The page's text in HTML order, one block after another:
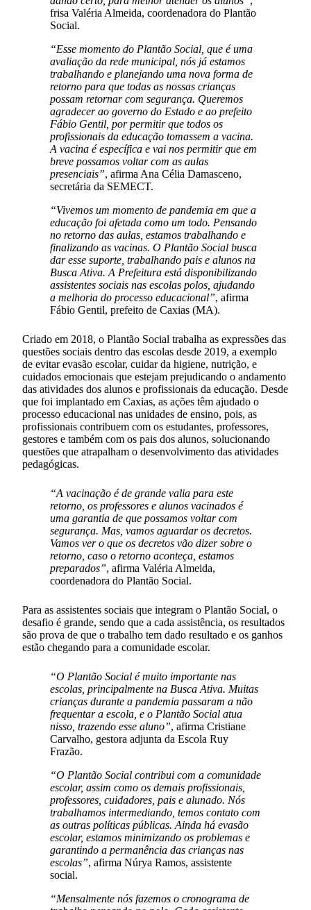
frisa Valéria Almeida, coordenadora do Plantão
Social.
“Esse momento do Plantão Social, que é uma
avaliação da rede municipal, nós já estamos
trabalhando e planejando uma nova forma de
retorno para que todas as nossas crianças
possam retornar com segurança. Queremos
agradecer ao governo do Estado e ao prefeito
Fábio Gentil, por permitir que todos os
profissionais da educação tomassem a vacina.
A vacina é específica e vai nos permitir que em
breve possamos voltar com as aulas
presenciais”, afirma Ana Célia Damasceno,
secretária da SEMECT.
“Vivemos um momento de pandemia em que a
educação foi afetada como um todo. Pensando
no retorno das aulas, estamos trabalhando e
finalizando as vacinas. O Plantão Social busca
dar esse suporte, trabalhando pais e alunos na
Busca Ativa. A Prefeitura está disponibilizando
assistentes sociais nas escolas polos, ajudando
a melhoria do processo educacional”, afirma
Fábio Gentil, prefeito de Caxias (MA).
Criado em 2018, o Plantão Social trabalha as expressões das
questões sociais dentro das escolas desde 2019, a exemplo
de evitar evasão escolar, cuidar da higiene, nutrição, e
cuidados emocionais que estejam prejudicando o andamento
das atividades dos alunos e profissionais da educação. Desde
que foi implantado em Caxias, as ações têm ajudado o
processo educacional nas unidades de ensino, pois, as
profissionais contribuem com os estudantes, professores,
gestores e também com os pais dos alunos, solucionando
questões que atrapalham o desenvolvimento das atividades
pedagógicas.
“A vacinação é de grande valia para este
retorno, os professores e alunos vacinados é
uma garantia de que possamos voltar com
segurança. Mas, vamos aguardar os decretos.
Vamos ver o que os decretos vão dizer sobre o
retorno, caso o retorno aconteça, estamos
preparados”, afirma Valéria Almeida,
coordenadora do Plantão Social.
Para as assistentes sociais que integram o Plantão Social, o
desafio é grande, sendo que a cada assistência, os resultados
são prova de que o trabalho tem dado resultado e os ganhos
estão chegando para a comunidade escolar.
“O Plantão Social é muito importante nas
escolas, principalmente na Busca Ativa. Muitas
crianças durante a pandemia passaram a não
frequentar a escola, e o Plantão Social atua
nisso, trazendo esse aluno”, afirma Cristiane
Carvalho, gestora adjunta da Escola Ruy
Frazão.
“O Plantão Social contribui com a comunidade
escolar, assim como os demais profissionais,
professores, cuidadores, pais e alunado. Nós
trabalhamos intermediando, temos contato com
as outras políticas públicas. Ainda há evasão
escolar, estamos minimizando os problemas e
garantindo a permanência das crianças nas
escolas”, afirma Núrya Ramos, assistente
social.
“Mensalmente nós fazemos o cronograma de